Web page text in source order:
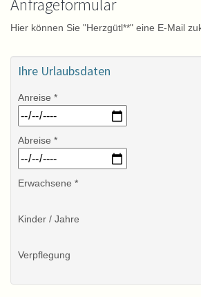
Anfrageformular
Hier können Sie "Herzgütl**" eine E-Mail
Ihre Urlaubsdaten
Anreise *
Abreise *
Erwachsene *
Kinder / Jahre
Verpflegung